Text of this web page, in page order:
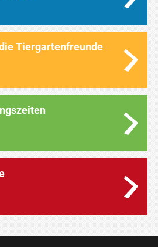
Tiergartenfreunde